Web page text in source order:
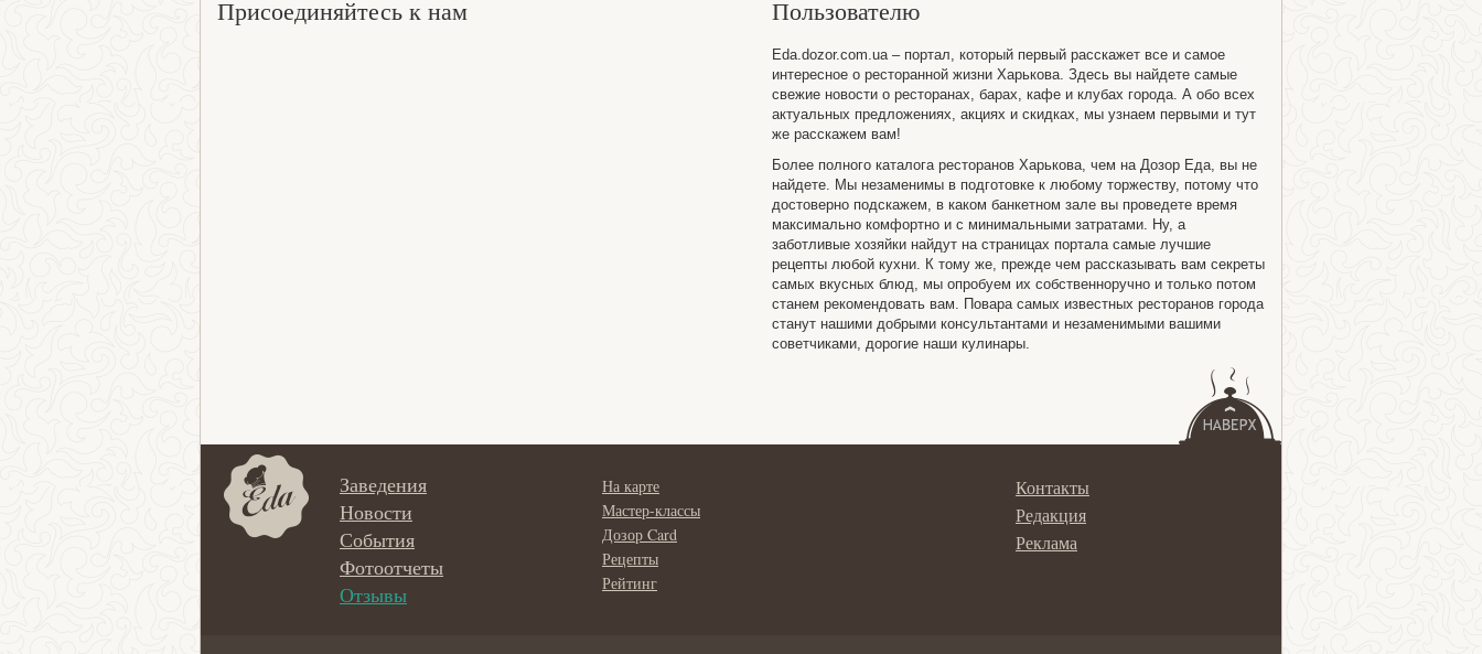
Присоединяйтесь к нам Пользователю
Eda.dozor.com.ua – портал, который первый расскажет все и самое
интересное о ресторанной жизни Харькова. Здесь вы найдете самые
свежие новости о ресторанах, барах, кафе и клубах города. А обо всех
актуальных предложениях, акциях и скидках, мы узнаем первыми и тут
же расскажем вам!
Более полного каталога ресторанов Харькова, чем на Дозор Еда, вы не
найдете. Мы незаменимы в подготовке к любому торжеству, потому что
достоверно подскажем, в каком банкетном зале вы проведете время
максимально комфортно и с минимальными затратами. Ну, а
заботливые хозяйки найдут на страницах портала самые лучшие
рецепты любой кухни. К тому же, прежде чем рассказывать вам секреты
самых вкусных блюд, мы опробуем их собственноручно и только потом
станем рекомендовать вам. Повара самых известных ресторанов города
станут нашими добрыми консультантами и незаменимыми вашими
советчиками, дорогие наши кулинары.
Заведения
Новости
События
Фотоотчеты
Отзывы
На карте
Мастер-классы
Дозор Card
Рецепты
Рейтинг
Контакты
Редакция
Реклама